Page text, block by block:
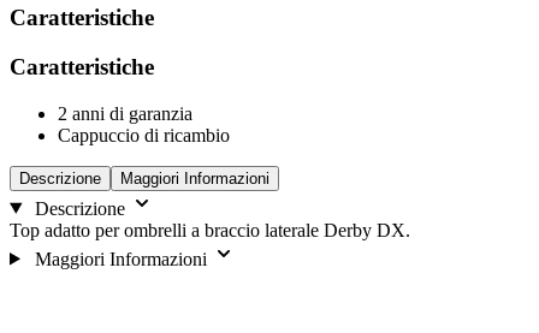
Caratteristiche
Caratteristiche
2 anni di garanzia
Cappuccio di ricambio
Descrizione Maggiori Informazioni
Descrizione
Top adatto per ombrelli a braccio laterale Derby DX.
Maggiori Informazioni